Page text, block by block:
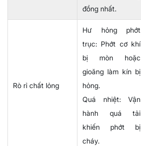
đồng nhất.
Rò rỉ chất lỏng
Hư hỏng phớt
trục: Phớt cơ khí
bị mòn hoặc
gioăng làm kín bị
hỏng.
Quá nhiệt: Vận
hành quá tải
khiến phớt bị
cháy.